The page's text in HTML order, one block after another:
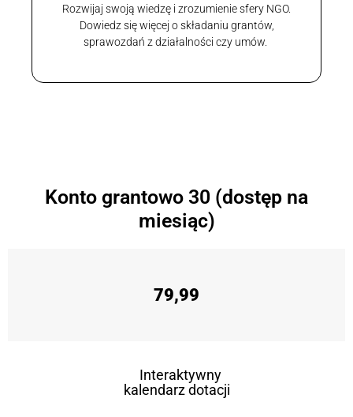
Rozwijaj swoją wiedzę i zrozumienie sfery NGO.
Dowiedz się więcej o składaniu grantów,
sprawozdań z działalności czy umów.
Konto grantowo 30 (dostęp na
miesiąc)
79,99
Interaktywny
kalendarz dotacji